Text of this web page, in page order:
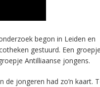
begon in Leiden en
gestuurd. Een
Antilliaanse jongens.
jongeren had zo’n kaart.